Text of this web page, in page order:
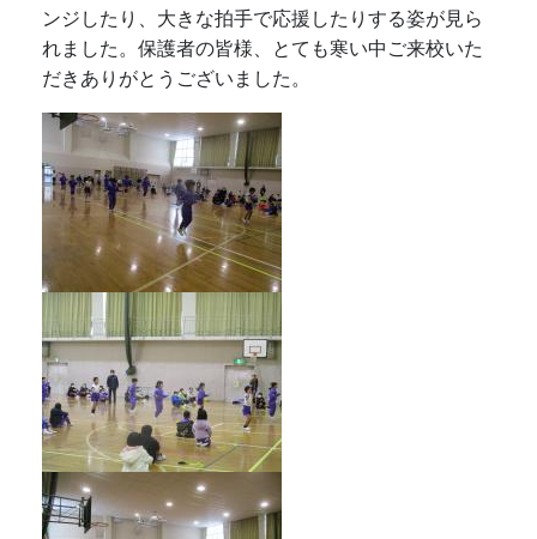
ンジしたり、大きな拍手で応援したりする姿が見ら
れました。保護者の皆様、とても寒い中ご来校いた
だきありがとうございました。